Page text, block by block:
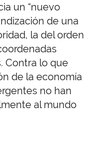
un “nuevo
de una
la del orden
Contra lo que
de la economía
no han
al mundo